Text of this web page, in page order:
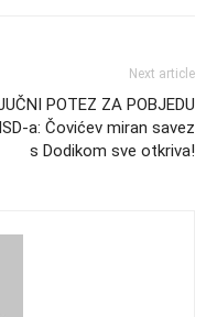
Next article
POTEZ ZA POBJEDU
a: Čovićev miran savez
s Dodikom sve otkriva!